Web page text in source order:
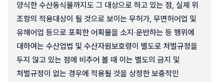
양식한 수산동식물까지도 그 대상으로 하고 있는 점, 실제 위
조항의 적용대상이 될 것으로 보이는 무허가, 무면허어업 및
유해어업 등으로 포획한 어획물을 소지·운반하는 등 행위에
대하여는 수산업법 및 수산자원보호령이 별도로 처벌규정을
두지 않고 있는 점에 비추어 볼 때 이는 별도의 금지 및
처벌규정이 없는 경우에 적용될 것을 상정한 보충적인